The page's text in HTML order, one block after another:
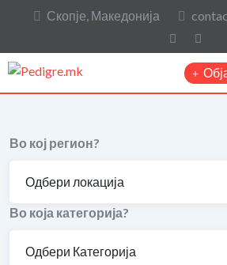
Скопје, Македонија
Во кој регион?
Во која категорија?